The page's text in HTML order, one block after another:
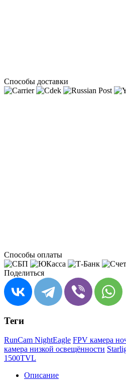
Способы доставки
Способы оплаты
Поделиться
Теги
RunCam NightEagle FPV камера
камера низкой освещённости
1500TVL
Описание